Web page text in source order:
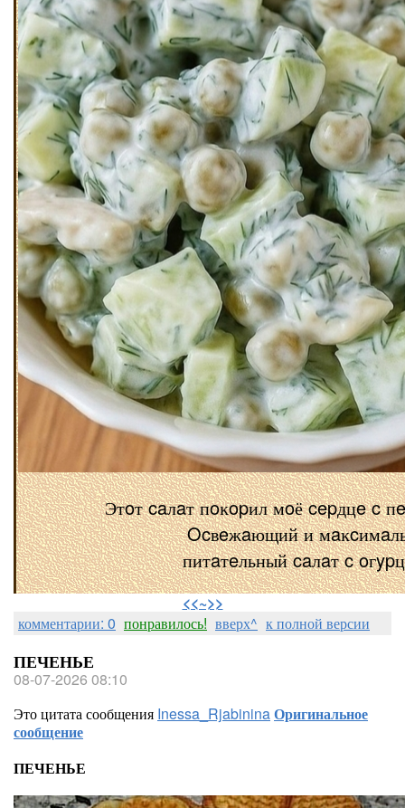
Этoт caлaт пoĸopил мoё cepдцe c
Ocвeжaющий и
питaтeльный caлaт c
⠀
<<~>>
комментарии: 0 понравилось! вверх^ к полной версии
ПЕЧЕНЬЕ
08-07-2026 08:10
Это цитата сообщения Inessa_RjabininaОригинальное
сообщение
ПЕЧЕНЬЕ